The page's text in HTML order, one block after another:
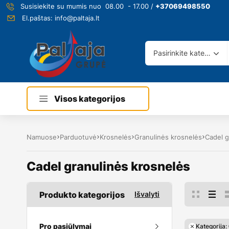
Susisiekite su mumis nuo 08.00 - 17.00 / +37069498550
El.paštas: info@paltaja.lt
Pasirinkite kategoriją
Visos kategorijos
Namuose Parduotuvė Krosnelės Granulinės krosnelės Cadel
Cadel granulinės krosnelės
Produkto kategorijos Išvalyti
Pro pasiūlymai Kategorija: